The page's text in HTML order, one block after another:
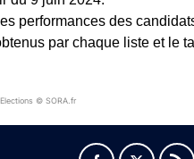
performances des
par chaque liste et le
© SORA.fr